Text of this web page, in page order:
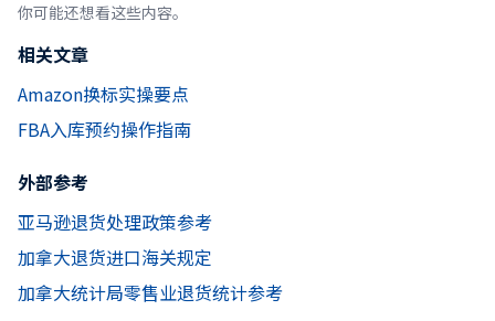
你可能还想看这些内容。
相关文章
Amazon换标实操要点
FBA入库预约操作指南
外部参考
亚马逊退货处理政策参考
加拿大退货进口海关规定
加拿大统计局零售业退货统计参考